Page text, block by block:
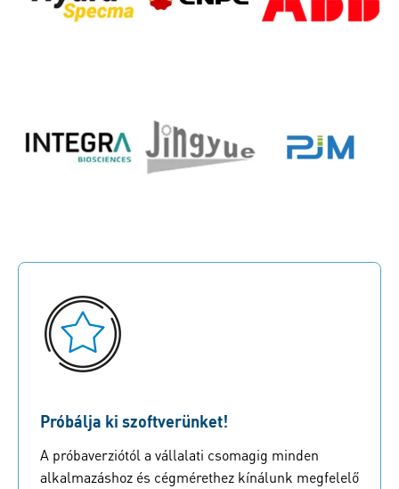
Próbálja ki szoftverünket!
A próbaverziótól a vállalati csomagig minden
alkalmazáshoz és cégmérethez kínálunk megfelelő